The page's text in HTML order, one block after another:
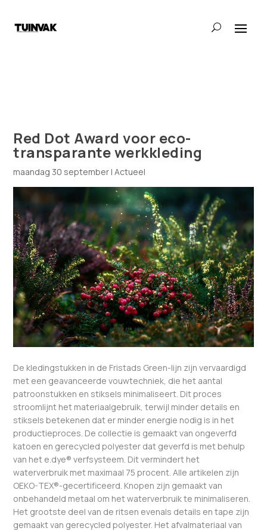
Red Dot Award voor eco-
transparante werkkleding
maandag 30 september |Actueel
De kledingstukken in de Fristads Green-lijn zijn vervaardigd
met een geavanceerde vouwtechniek, die het aantal
patroonstukken en stiksels minimaliseert. Dit proces
stroomlijnt het materiaalgebruik, terwijl minder details en
stiksels betekenen dat er minder energie nodig is in het
productieproces. De collectie is gemaakt van ongeverfd
katoen en gerecycled polyester dat geverfd is met behulp
van het e.dye® verfsysteem. Dit vermindert het
waterverbruik met maximaal 75 procent. Alle artikelen zijn
OEKO-TEX®-gecertificeerd. Knopen zijn gemaakt van
onbehandeld metaal om het waterverbruik te minimaliseren.
Het grootste deel van de ritsen evenals details en tape zijn
gemaakt van gerecycled polyester. Het afvalmateriaal van